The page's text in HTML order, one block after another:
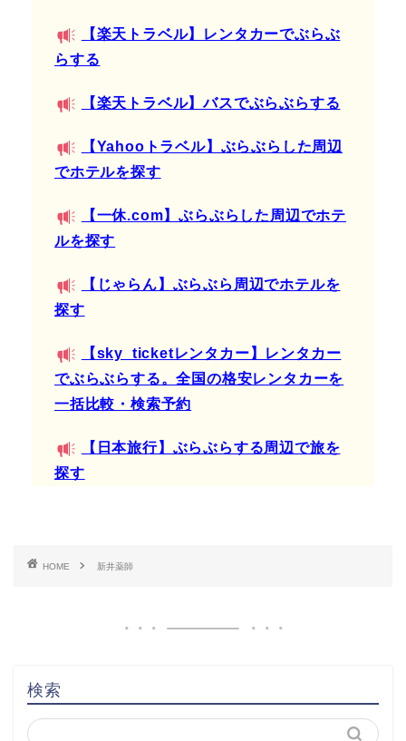
【楽天トラベル】レンタカーでぶらぶ
らする
【楽天トラベル】バスでぶらぶらする
【Yahooトラベル】ぶらぶらした周辺
でホテルを探す
【一休.com】ぶらぶらした周辺でホテ
ルを探す
【じゃらん】ぶらぶら周辺でホテルを
探す
【sky_ticketレンタカー】レンタカー
でぶらぶらする。全国の格安レンタカーを
一括比較・検索予約
【日本旅行】ぶらぶらする周辺で旅を
探す
HOME 新井薬師
検索